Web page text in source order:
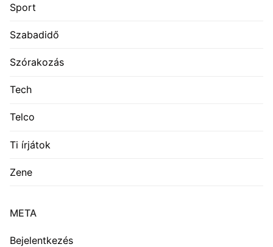
Sport
Szabadidő
Szórakozás
Tech
Telco
Ti írjátok
Zene
META
Bejelentkezés